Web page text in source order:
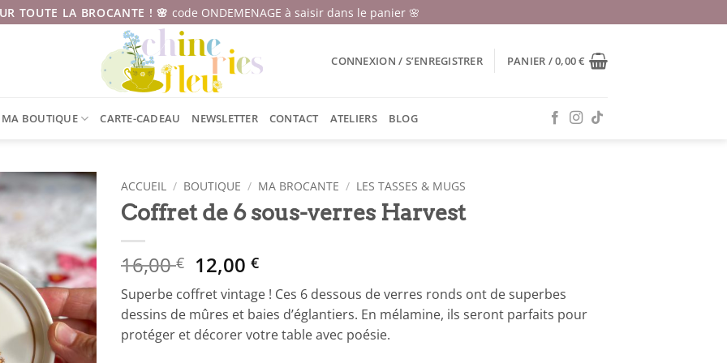
TOUTE LA BROCANTE ! 🌸 code ONDEMENAGE à saisir dans le panier 🌸
CONNEXION / S’ENREGISTRER PANIER /0,00€
MA BOUTIQUE CARTE-CADEAU NEWSLETTER CONTACT ATELIERS BLOG
ACCUEIL / BOUTIQUE / MA BROCANTE / LES TASSES & MUGS
Coffret de 6 sous-verres Harvest
16,00€ Le
prix
initial
était :
16,00 €.
12,00€Le
prix
actuel
est :
12,00 €.
Superbe coffret vintage ! Ces 6 dessous de verres ronds ont de superbes
dessins de mûres et baies d’églantiers. En mélamine, ils seront parfaits pour
protéger et décorer votre table avec poésie.